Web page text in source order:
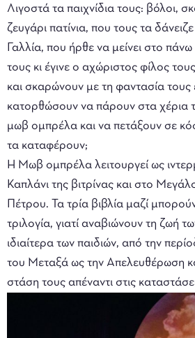
Λιγοστά τα παιχνίδια τους: βόλοι,
ζευγάρι πατίνια, που τους τα
Γαλλία, που ήρθε να μείνει στο
τους κι έγινε ο αχώριστος φίλος
και σκαρώνουν με τη φαντασία τους
κατορθώσουν να πάρουν στα χέρια
μωβ ομπρέλα και να πετάξουν σε
τα καταφέρουν;
Η Μωβ ομπρέλα λειτουργεί ως
Καπλάνι της βιτρίνας και στο
Πέτρου. Τα τρία βιβλία μαζί
τριλογία, γιατί αναβιώνουν τη ζωή
ιδιαίτερα των παιδιών, από την
του Μεταξά ως την Απελευθέρωση
στάση τους απέναντι στις